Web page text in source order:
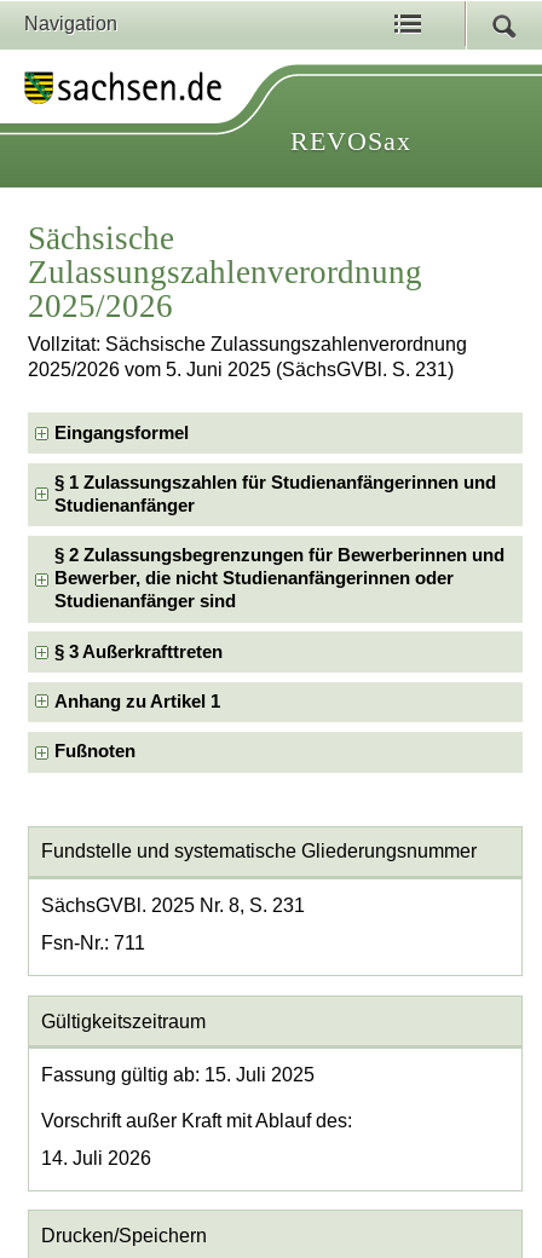
Navigation
REVOSax
Sächsische
Zulassungszahlenverordnung
2025/2026
Vollzitat: Sächsische Zulassungszahlenverordnung
2025/2026 vom 5. Juni 2025 (SächsGVBl. S. 231)
Eingangsformel
§ 1 Zulassungszahlen für Studienanfängerinnen und
Studienanfänger
§ 2 Zulassungsbegrenzungen für Bewerberinnen und
Bewerber, die nicht Studienanfängerinnen oder
Studienanfänger sind
§ 3 Außerkrafttreten
Anhang zu Artikel 1
Fußnoten
Fundstelle und systematische Gliederungsnummer
SächsGVBl. 2025 Nr. 8, S. 231
Fsn-Nr.: 711
Gültigkeitszeitraum
Fassung gültig ab: 15. Juli 2025
Vorschrift außer Kraft mit Ablauf des:
14. Juli 2026
Drucken/Speichern